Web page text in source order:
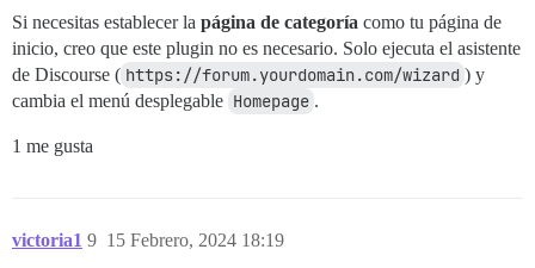
Si necesitas establecer la página de categoría como tu página de
inicio, creo que este plugin no es necesario. Solo ejecuta el asistente
de Discourse ( https://forum.yourdomain.com/wizard ) y
cambia el menú desplegable Homepage .
1 me gusta
victoria1 15 Febrero, 2024 18:19
9